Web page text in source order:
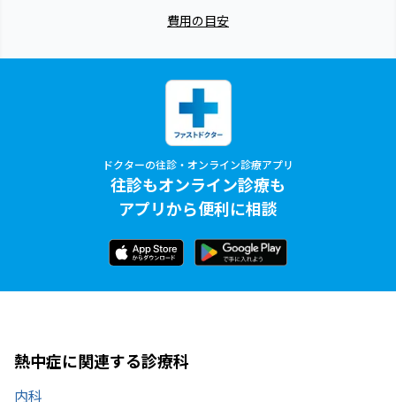
費用の目安
ドクターの往診・オンライン診療アプリ
往診もオンライン診療も
アプリから便利に相談
熱中症に関連する診療科
内科